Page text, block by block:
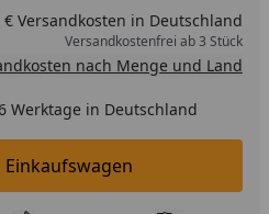
€ Versandkosten in Deutschland
Versandkostenfrei ab 3 Stück
nach Menge und Land
Werktage in Deutschland
In den Einkaufswagen legen
Einkaufswagen